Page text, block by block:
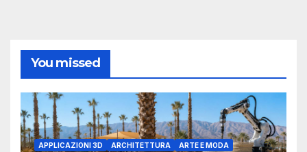
You missed
APPLICAZIONI 3D ARCHITETTURA ARTE E MODA